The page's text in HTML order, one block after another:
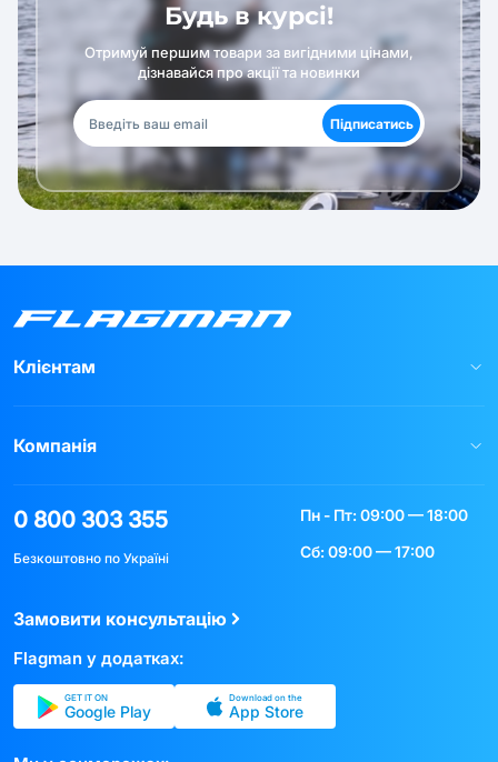
Будь в курсі!
Отримуй першим товари за вигідними цінами,
дізнавайся про акції та новинки
Підписатись
Клієнтам
Компанія
0 800 303 355
Безкоштовно по Україні
Пн - Пт: 09:00 — 18:00
Сб: 09:00 — 17:00
Замовити консультацію
Flagman у додатках:
GET IT ON
Google Play
Download on the
App Store